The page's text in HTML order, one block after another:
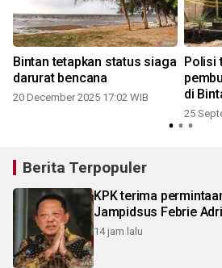
Bintan tetapkan status siaga
darurat bencana
20 December 2025 17:02 WIB
Polisi
di
25
Berita Terpopuler
KPK terima
Jampidsus Febrie
14 jam lalu